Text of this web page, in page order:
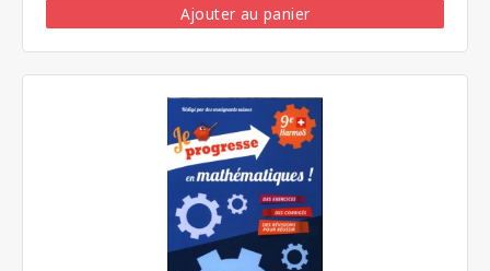
Ajouter au panier